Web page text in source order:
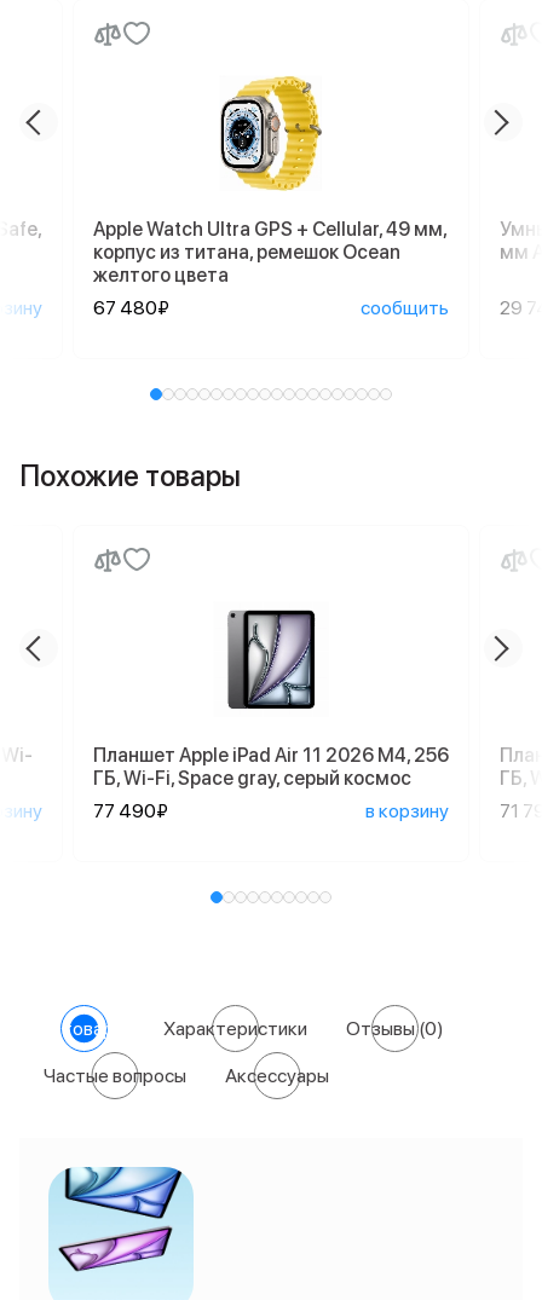
Apple Watch Ultra GPS + Cellular, 49 мм,
корпус из титана, ремешок Ocean
желтого цвета
67 480₽
сообщить
мм
29
Похожие товары
Планшет Apple iPad Air 11 2026 M4, 256
ГБ, Wi-Fi, Space gray, серый космос
77 490₽
в корзину
ГБ,
71
О товаре Характеристики Отзывы(0)
Частые вопросы Аксессуары